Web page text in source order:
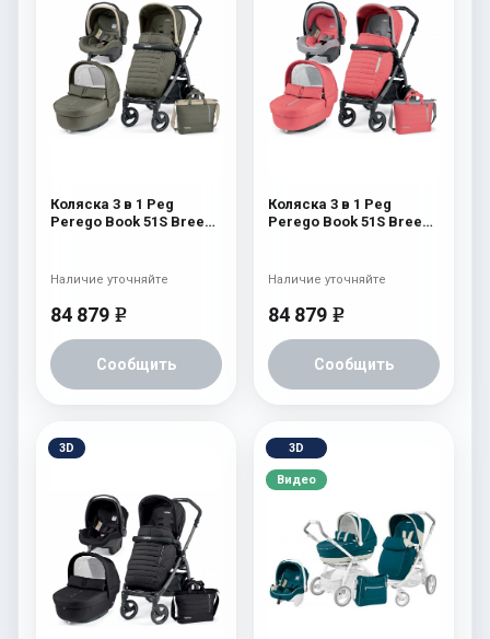
Коляска 3 в 1 Peg
Perego Book 51S Breeze
84 879 e
Сообщить
Наличие уточняйте
Коляска 3 в 1 Peg
Perego Book 51S Breeze
84 879 e
Сообщить
Наличие уточняйте
3D 3D
Видео